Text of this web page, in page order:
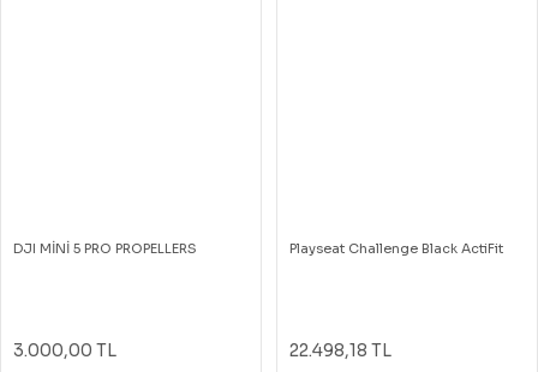
DJI MİNİ 5 PRO PROPELLERS
3.000,00 TL
Playseat Challenge Black ActiFit
22.498,18 TL